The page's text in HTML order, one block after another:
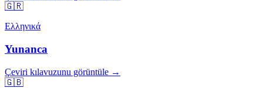
🇬🇷
Ελληνικά
Yunanca
Çeviri kılavuzunu görüntüle →
🇬🇧